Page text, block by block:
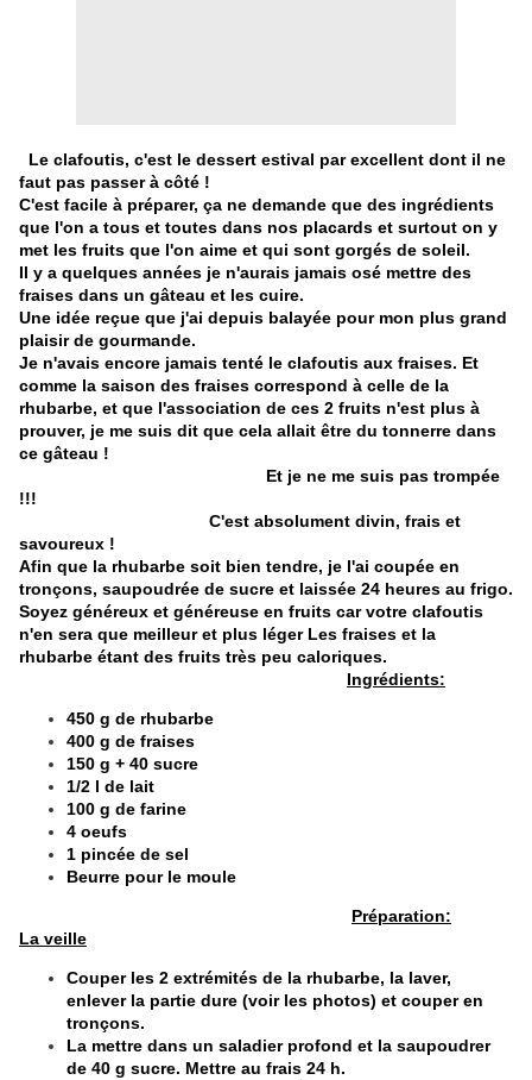
Le clafoutis, c'est le dessert estival par excellent dont il ne
faut pas passer à côté !
C'est facile à préparer, ça ne demande que des ingrédients
que l'on a tous et toutes dans nos placards et surtout on y
met les fruits que l'on aime et qui sont gorgés de soleil.
Il y a quelques années je n'aurais jamais osé mettre des
fraises dans un gâteau et les cuire.
Une idée reçue que j'ai depuis balayée pour mon plus grand
plaisir de gourmande.
Je n'avais encore jamais tenté le clafoutis aux fraises. Et
comme la saison des fraises correspond à celle de la
rhubarbe, et que l'association de ces 2 fruits n'est plus à
prouver, je me suis dit que cela allait être du tonnerre dans
ce gâteau !
Et je ne me suis pas trompée
!!!
C'est absolument divin, frais et
savoureux !
Afin que la rhubarbe soit bien tendre, je l'ai coupée en
tronçons, saupoudrée de sucre et laissée 24 heures au frigo.
Soyez généreux et généreuse en fruits car votre clafoutis
n'en sera que meilleur et plus léger Les fraises et la
rhubarbe étant des fruits très peu caloriques.
Ingrédients:
450 g de rhubarbe
400 g de fraises
150 g + 40 sucre
1/2 l de lait
100 g de farine
4 oeufs
1 pincée de sel
Beurre pour le moule
Préparation:
La veille
Couper les 2 extrémités de la rhubarbe, la laver,
enlever la partie dure (voir les photos) et couper en
tronçons.
La mettre dans un saladier profond et la saupoudrer
de 40 g sucre. Mettre au frais 24 h.